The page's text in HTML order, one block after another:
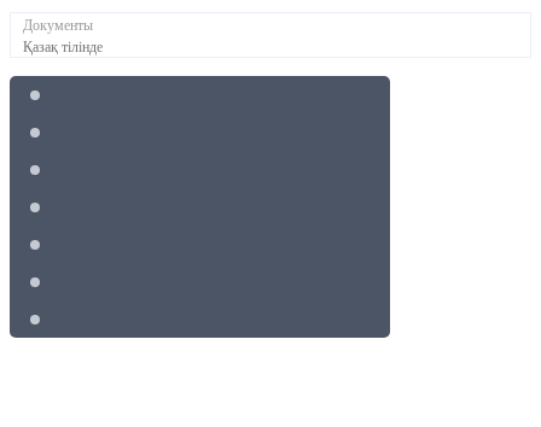
Документы
Қазақ тілінде